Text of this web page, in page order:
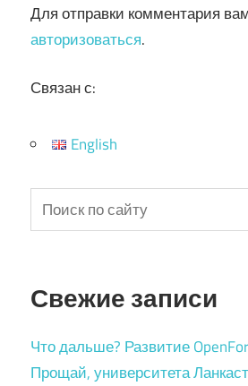
Для отправки комментария
авторизоваться.
Связан с:
English
Свежие записи
Что дальше? Развитие
Прощай, университета